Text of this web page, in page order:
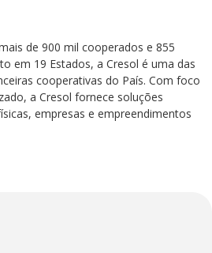
de 900 mil cooperados e 855
em 19 Estados, a Cresol é uma das
cooperativas do País. Com foco
a Cresol fornece soluções
empresas e empreendimentos